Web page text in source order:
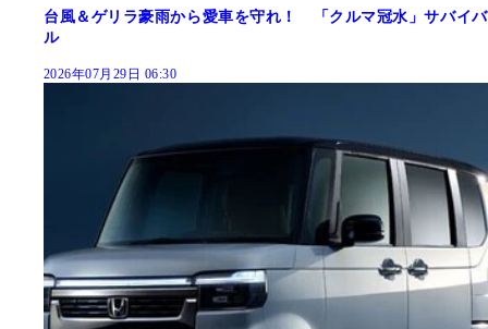
台風＆ゲリラ豪雨から愛車を守れ！ 「クルマ冠水」サバイバ
ル
2026年07月29日 06:30